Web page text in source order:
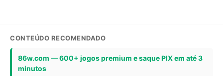
CONTEÚDO RECOMENDADO
86w.com — 600+ jogos premium e saque PIX em até 3
minutos